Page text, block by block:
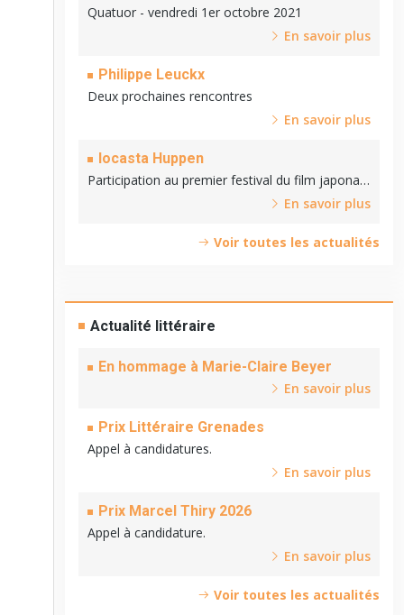
Quatuor - vendredi 1er octobre 2021
En savoir plus
Philippe Leuckx
Deux prochaines rencontres
En savoir plus
Iocasta Huppen
Participation au premier festival du film japonais
de Bruxelles (19 septembre 2021) En savoir plus
Voir toutes les actualités
Actualité littéraire
En hommage à Marie-Claire Beyer
En savoir plus
Prix Littéraire Grenades
Appel à candidatures.
En savoir plus
Prix Marcel Thiry 2026
Appel à candidature.
En savoir plus
Voir toutes les actualités